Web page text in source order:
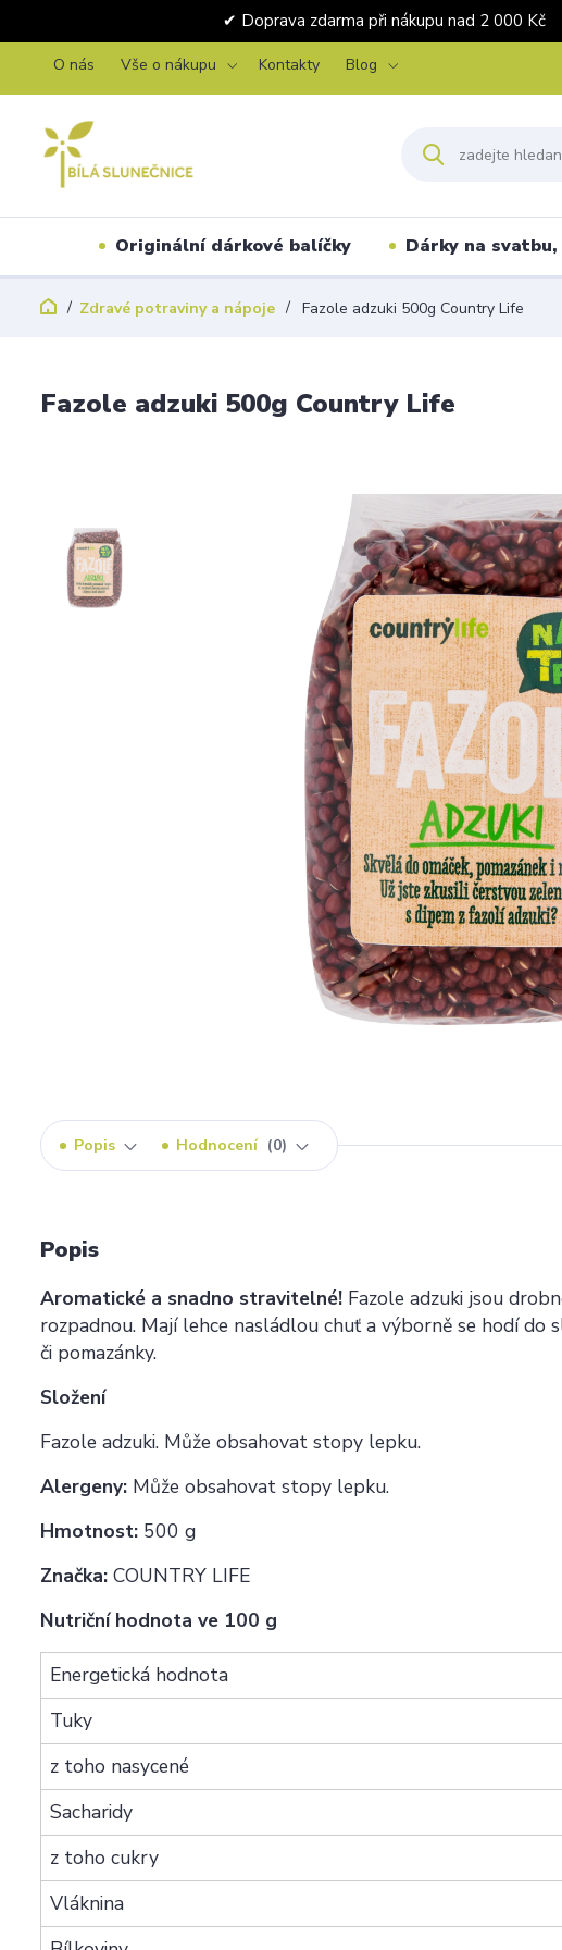
✔ Doprava zdarma při nákupu nad 2
O nás Vše o nákupu Kontakty Blog
Originální dárkové balíčky Dárky na
Zdravé potraviny a nápoje Fazole adzuki 500g Country Life
Fazole adzuki 500g Country Life
Popis Hodnocení 0
Popis
Aromatické a snadno stravitelné! Fazole adzuki jsou
rozpadnou. Mají lehce nasládlou chuť a výborně se hodí
či pomazánky.
Složení
Fazole adzuki. Může obsahovat stopy lepku.
Alergeny: Může obsahovat stopy lepku.
Hmotnost: 500 g
Značka: COUNTRY LIFE
Nutriční hodnota ve 100 g
Energetická hodnota
Tuky
z toho nasycené
Sacharidy
z toho cukry
Vláknina